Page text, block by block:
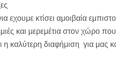
εχουμε κτίσει αμοιβαία
και μερεμέτια στον χώρο
η καλύτερη διαφήμιση για μας